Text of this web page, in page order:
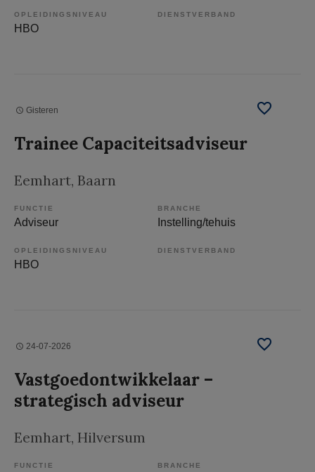
OPLEIDINGSNIVEAU
HBO
DIENSTVERBAND
Gisteren
Trainee Capaciteitsadviseur
Eemhart, Baarn
FUNCTIE
Adviseur
BRANCHE
Instelling/tehuis
OPLEIDINGSNIVEAU
HBO
DIENSTVERBAND
24-07-2026
Vastgoedontwikkelaar –
strategisch adviseur
Eemhart, Hilversum
FUNCTIE BRANCHE